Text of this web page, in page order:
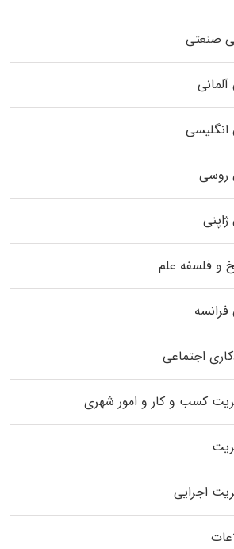
صنعتی
انگلیسی
روسی
و فلسفه علم
اجتماعی
کسب و کار و امور شهری
اجرایی